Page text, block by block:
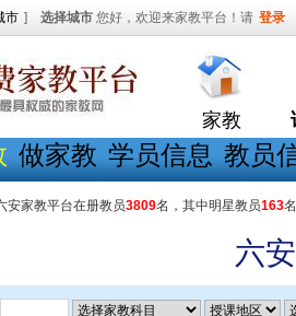
市 ] 选择城市 您好，欢迎来家教平台！请 登录
家教
做家教 学员信息 教员
安家教平台在册教员3809名，其中明星教员163
六